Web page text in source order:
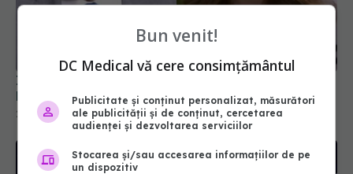
Irinel Popescu, despre diagnosticul lui Kate
Middleton: Este cea mai toxică dintre toate
23 mar 2024, 20:45
Bun venit!
DC Medical vă cere consimțământul
Publicitate și conținut personalizat, măsurători
ale publicității și de conținut, cercetarea
audienței și dezvoltarea serviciilor
Stocarea și/sau accesarea informațiilor de pe
un dispozitiv